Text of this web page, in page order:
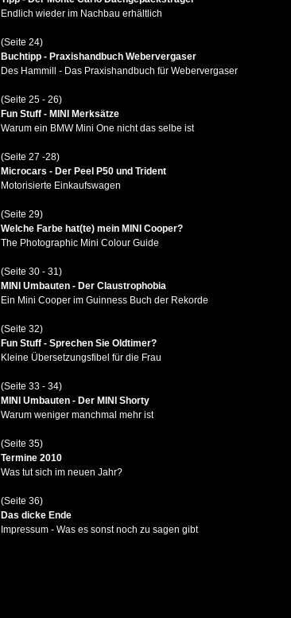
Endlich wieder im Nachbau erhältlich
(Seite 24)
Buchtipp - Praxishandbuch Webervergaser
Des Hammill - Das Praxishandbuch für Webervergaser
(Seite 25 - 26)
Fun Stuff - MINI Merksätze
Warum ein BMW Mini One nicht das selbe ist
(Seite 27 -28)
Microcars - Der Peel P50 und Trident
Motorisierte Einkaufswagen
(Seite 29)
Welche Farbe hat(te) mein MINI Cooper?
The Photographic Mini Colour Guide
(Seite 30 - 31)
MINI Umbauten - Der Claustrophobia
Ein Mini Cooper im Guinness Buch der Rekorde
(Seite 32)
Fun Stuff - Sprechen Sie Oldtimer?
Kleine Übersetzungsfibel für die Frau
(Seite 33 - 34)
MINI Umbauten - Der MINI Shorty
Warum weniger manchmal mehr ist
(Seite 35)
Termine 2010
Was tut sich im neuen Jahr?
(Seite 36)
Das dicke Ende
Impressum - Was es sonst noch zu sagen gibt